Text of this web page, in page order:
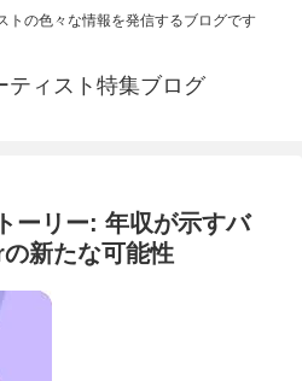
トの色々な情報を発信するブログです
ティスト特集ブログ
ーリー: 年収が示すバ
新たな可能性